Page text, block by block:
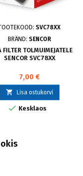
SVC78XX
BRÄND: SENCOR
FILTER TOLMUIMEJATELE
SENCOR SVC78XX
7,00 €
 Lisa ostukorvi
 Kesklaos